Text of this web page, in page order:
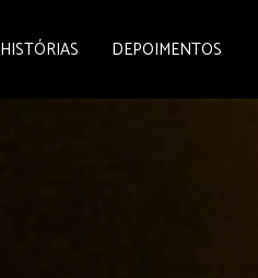
HISTÓRIAS DEPOIMENTOS